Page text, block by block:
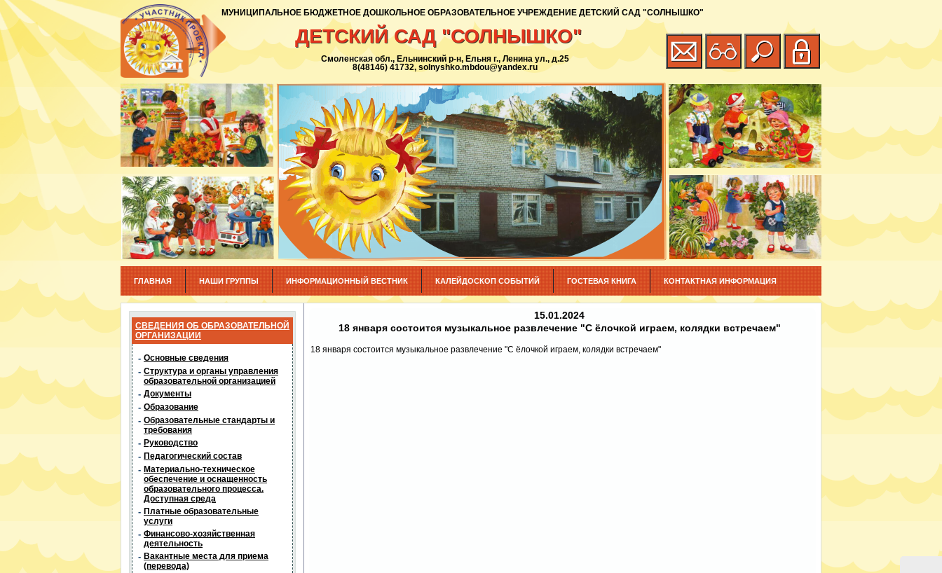
Смоленская обл., Ельнинский р-н, Ельня г., Ленина ул., д.25
8(48146) 41732, solnyshko.mbdou@yandex.ru
ДЕТСКИЙ САД "СОЛНЫШКО"
МУНИЦИПАЛЬНОЕ БЮДЖЕТНОЕ ДОШКОЛЬНОЕ ОБРАЗОВАТЕЛЬНОЕ УЧРЕЖДЕНИЕ ДЕТСКИЙ САД "СОЛНЫШКО"
ГЛАВНАЯ НАШИ ГРУППЫ ИНФОРМАЦИОННЫЙ ВЕСТНИК КАЛЕЙДОСКОП СОБЫТИЙ ГОСТЕВАЯ КНИГА КОНТАКТНАЯ ИНФОРМАЦИЯ
СВЕДЕНИЯ ОБ ОБРАЗОВАТЕЛЬНОЙ
ОРГАНИЗАЦИИ
- Основные сведения
- Структура и органы управления
образовательной организацией
- Документы
- Образование
- Образовательные стандарты и
требования
- Руководство
- Педагогический состав
- Материально-техническое
обеспечение и оснащенность
образовательного процесса.
Доступная среда
- Платные образовательные
услуги
- Финансово-хозяйственная
деятельность
- Вакантные места для приема
(перевода)
15.01.2024
18 января состоится музыкальное развлечение "С ёлочкой играем, колядки встречаем"
18 января состоится музыкальное развлечение "С ёлочкой играем, колядки встречаем"